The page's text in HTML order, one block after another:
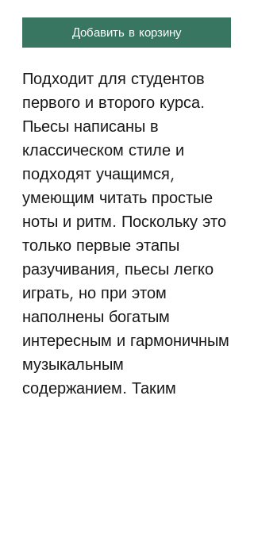
Добавить в корзину
Подходит для студентов
первого и второго курса.
Пьесы написаны в
классическом стиле и
подходят учащимся,
умеющим читать простые
ноты и ритм. Поскольку это
только первые этапы
разучивания, пьесы легко
играть, но при этом
наполнены богатым
интересным и гармоничным
музыкальным
содержанием. Таким